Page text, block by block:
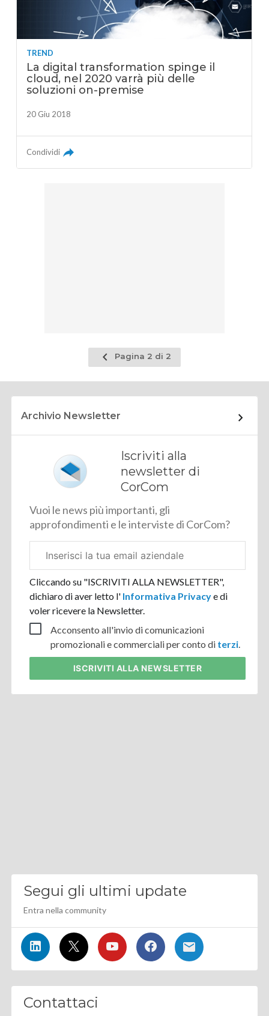
TREND
La digital transformation spinge il
cloud, nel 2020 varrà più delle
soluzioni on-premise
20 Giu 2018
Condividi
Pagina
precedente
Pagina 2 di 2
Archivio Newsletter
Iscriviti alla
newsletter di
CorCom
Vuoi le news più importanti, gli
approfondimenti e le interviste di CorCom?
aziendale
Cliccando su "ISCRIVITI ALLA NEWSLETTER",
dichiaro di aver letto l' Informativa Privacye di
voler ricevere la Newsletter.
Acconsento all'invio di comunicazioni
promozionali e commerciali per conto di terzi.
ISCRIVITI ALLA NEWSLETTER
Segui gli ultimi update
Entra nella community
Contattaci